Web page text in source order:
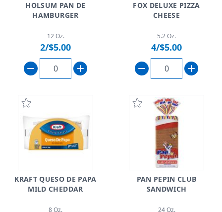
HOLSUM PAN DE
HAMBURGER
12 Oz.
2/$5.00
FOX DELUXE PIZZA
CHEESE
5.2 Oz.
4/$5.00
KRAFT QUESO DE PAPA
MILD CHEDDAR
8 Oz.
PAN PEPIN CLUB
SANDWICH
24 Oz.